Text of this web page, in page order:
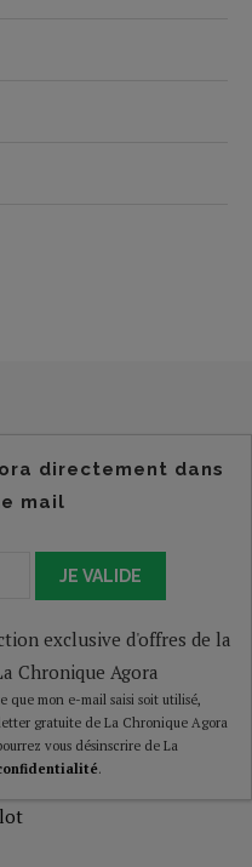
directement dans
mail
JE VALIDE
exclusive d'offres de la
Chronique Agora
que mon e-mail saisi soit utilisé,
gratuite de La Chronique Agora
vous désinscrire de La
.